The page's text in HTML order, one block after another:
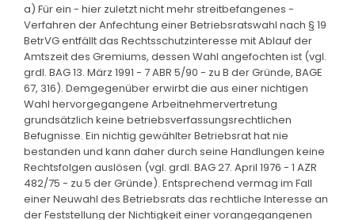
a) Für ein - hier zuletzt nicht mehr streitbefangenes -
Verfahren der Anfechtung einer Betriebsratswahl nach § 19
BetrVG entfällt das Rechtsschutzinteresse mit Ablauf der
Amtszeit des Gremiums, dessen Wahl angefochten ist (vgl.
grdl. BAG 13. März 1991 - 7 ABR 5/90 - zu B der Gründe, BAGE
67, 316). Demgegenüber erwirbt die aus einer nichtigen
Wahl hervorgegangene Arbeitnehmervertretung
grundsätzlich keine betriebsverfassungsrechtlichen
Befugnisse. Ein nichtig gewählter Betriebsrat hat nie
bestanden und kann daher durch seine Handlungen keine
Rechtsfolgen auslösen (vgl. grdl. BAG 27. April 1976 - 1 AZR
482/75 - zu 5 der Gründe). Entsprechend vermag im Fall
einer Neuwahl des Betriebsrats das rechtliche Interesse an
der Feststellung der Nichtigkeit einer vorangegangenen